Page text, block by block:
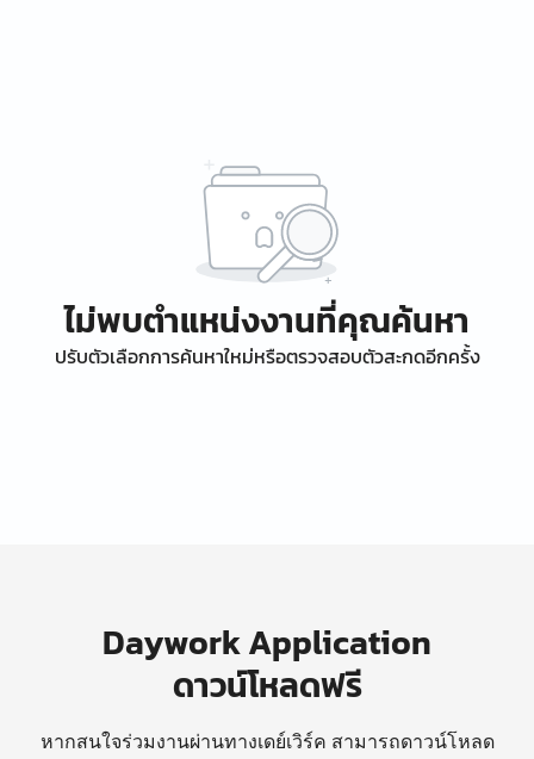
ไม่พบตำแหน่งงานที่คุณค้นหา
ปรับตัวเลือกการค้นหาใหม่หรือตรวจสอบตัวสะกดอีกครั้ง
Daywork Application
ดาวน์โหลดฟรี
หากสนใจร่วมงานผ่านทางเดย์เวิร์ค สามารถดาวน์โหลด